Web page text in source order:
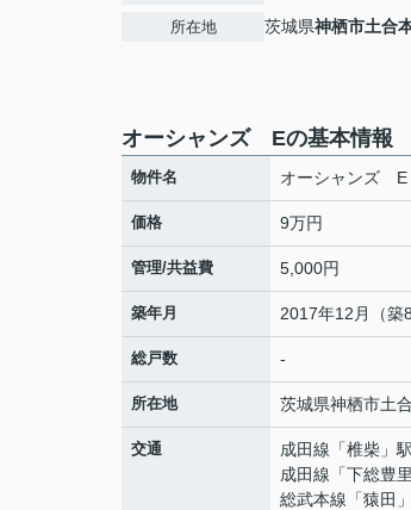
所在地 茨城県神栖市土合
オーシャンズ Eの基本情報
物件名 オーシャンズ E
価格 9万円
管理/共益費 5,000円
築年月 2017年12月（築8
総戸数 -
所在地 茨城県神栖市土
交通 成田線 「椎柴 」
成田線 「下総豊里
総武本線 「猿田